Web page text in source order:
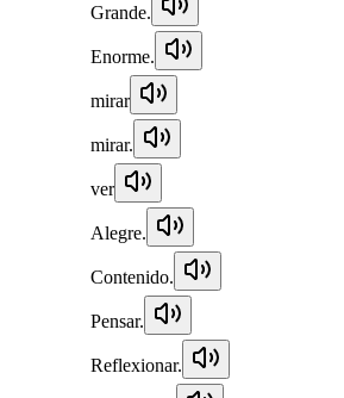
Grande.
Enorme.
mirar
mirar.
ver
Alegre.
Contenido.
Pensar.
Reflexionar.